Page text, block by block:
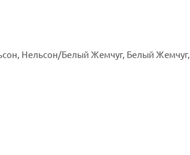
Нельсон/Белый Жемчуг, Белый Жемчуг,